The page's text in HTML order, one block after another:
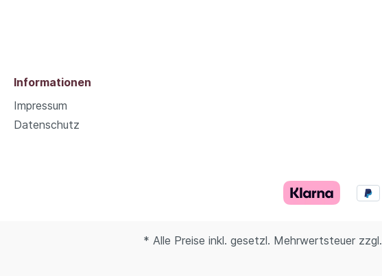
Informationen
Impressum
Datenschutz
* Alle Preise inkl. gesetzl. Mehrwertsteuer zzgl.